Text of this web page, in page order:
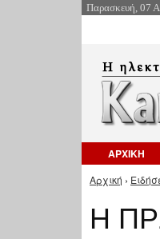
Παρασκευή, 07
ΑΡΧΙΚΗ
Είστε
Αρχική ›
Η